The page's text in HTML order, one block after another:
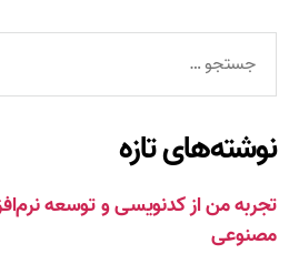
نوشته‌های تازه
تجربه من از کدنویسی و توسعه
مصنوعی